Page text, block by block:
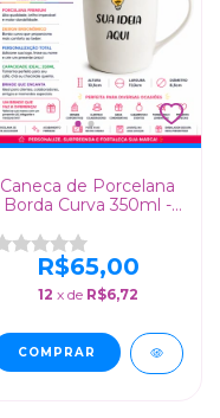
Caneca de Porcelana
Borda Curva 350ml -
Personalizado
R$65,00
12 x de R$6,72